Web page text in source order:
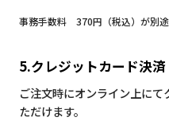
事務手数料 370円（税込）が別途
5.クレジットカード決済
ご注文時にオンライン上に
ただけます。